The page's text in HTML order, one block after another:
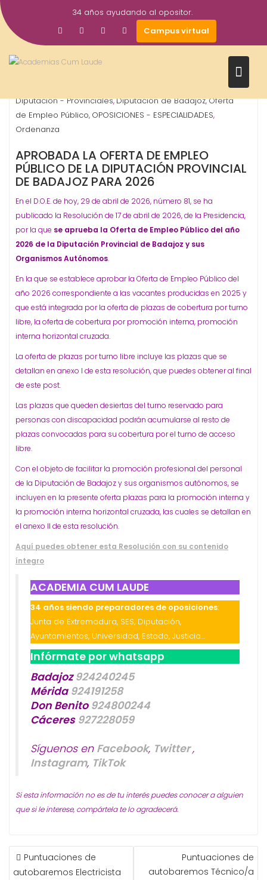
Saltar
al
contenido
34 años ayudando al opositor.
Campus virtual
Abr
2026
Gestor AcademiasCumLaude
Diputación - Provinciales,Diputación de Badajoz,Oferta
de Empleo Público, OPOSICIONES - ESPECIALIDADES,
Ordenanza
APROBADA LA OFERTA DE EMPLEO
PÚBLICO DE LA DIPUTACIÓN PROVINCIAL
DE BADAJOZ PARA 2026
En el D.O.E. de hoy, 29 de abril de 2026, número 81, se ha
publicado la Resolución de 17 de abril de 2026, de la Presidencia,
por la que se aprueba la Oferta de Empleo Público del año
2026 de la Diputación Provincial de Badajoz y sus
Organismos Autónomos.
En la que se establece aprobar la Oferta de Empleo Público del
año 2026 correspondiente a las vacantes producidas en 2025 y
que está integrada por la oferta de plazas de cobertura por turno
libre, la oferta de cobertura por promoción interna, promoción
interna horizontal cruzada.
La oferta de plazas por turno libre incluye las plazas que se
detallan en anexo I de esta resolución, que puedes obtener al final
de este post.
Las plazas que queden desiertas del turno reservado para
personas con discapacidad podrán acumularse al resto de
plazas convocadas para su cobertura por el turno de acceso
libre.
Con el objeto de facilitar la promoción profesional del personal
de la Diputación de Badajoz y sus organismos autónomos, se
incluyen en la presente oferta plazas para la promoción interna y
la promoción interna horizontal cruzada, las cuales se detallan en
el anexo II de esta resolución.
Aquí puedes obtener esta Resolución con su contenido
íntegro
ACADEMIA CUM LAUDE
34 años siendo preparadores de oposiciones:
Junta de Extremadura, SES, Diputación,
Ayuntamientos, Universidad, Estado, Justicia…
Infórmate por whatsapp
Badajoz924240245
Mérida 924191258
Don Benito 924800244
Cáceres 927228059
Síguenos en Facebook, Twitter,
Instagram, TikTok
Si esta información no es de tu interés puedes conocer a alguien
que si le interese, compártela te lo agradecerá.
NAVEGACIÓN
DE Puntuaciones de
autobaremos Electricista
Puntuaciones de
autobaremos Técnico/a